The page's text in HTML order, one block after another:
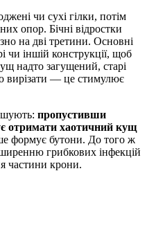
чи сухі гілки, потім
опор. Бічні відростки
на дві третини. Основні
чи іншій конструкції, щоб
надто загущений, старі
вирізати — це стимулює
пропустивши
отримати хаотичний кущ
формує бутони. До того ж
грибкових інфекцій
частини крони.